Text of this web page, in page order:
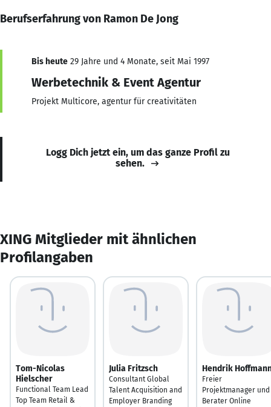
Berufserfahrung von Ramon De Jong
Bis heute 29 Jahre und 4 Monate, seit Mai 1997
Werbetechnik & Event Agentur
Projekt Multicore, agentur für creativitäten
Logg Dich jetzt ein, um das ganze Profil zu
sehen.
XING Mitglieder mit ähnlichen
Profilangaben
Tom-Nicolas
Hielscher
Functional Team Lead
Top Team Retail &
Julia Fritzsch
Consultant Global
Talent Acquisition and
Employer Branding
Hendrik
Freier
Projektmanager und
Berater Online